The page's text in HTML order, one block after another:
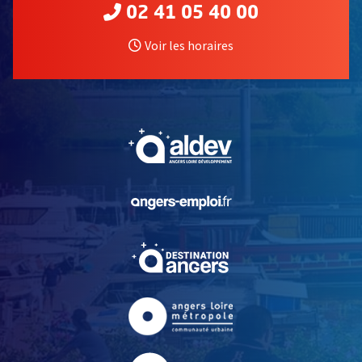
02 41 05 40 00
Voir les horaires
, Ouvre une nouvelle
, Ouvre une nouvelle